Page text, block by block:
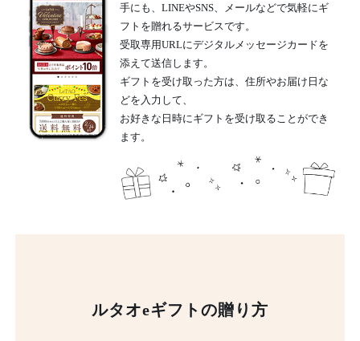
手にも、LINEやSNS、メールなどで気軽にギ
フトを贈れるサービスです。
受取専用URLにデジタルメッセージカードを
添えて送信します。
ギフトを受け取った方は、住所やお届け日な
どを入力して、
お好きな日時にギフトを受け取ることができ
ます。
ルタオeギフトの贈り方